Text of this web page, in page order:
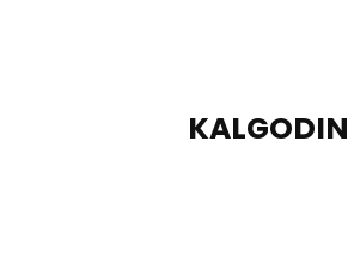
KALGODIN